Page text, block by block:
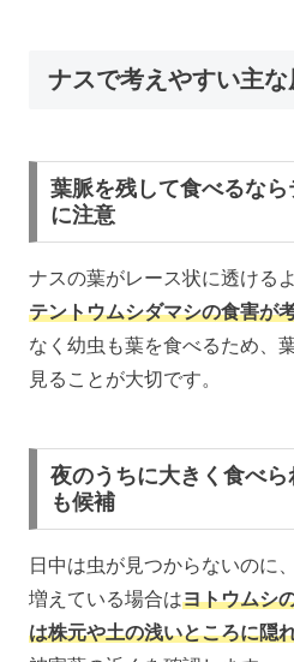
ナスで考えやすい主な
葉脈を残して食べるな
に注意
ナスの葉がレース状に透ける
テントウムシダマシの食害が
なく幼虫も葉を食べるため、
見ることが大切です。
夜のうちに大きく食べ
も候補
日中は虫が見つからないのに
増えている場合はヨトウムシ
は株元や土の浅いところに隠